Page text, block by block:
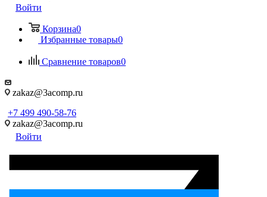
Войти
Корзина0
Избранные товары0
Сравнение товаров0
zakaz@3acomp.ru
+7 499 490-58-76
zakaz@3acomp.ru
Войти